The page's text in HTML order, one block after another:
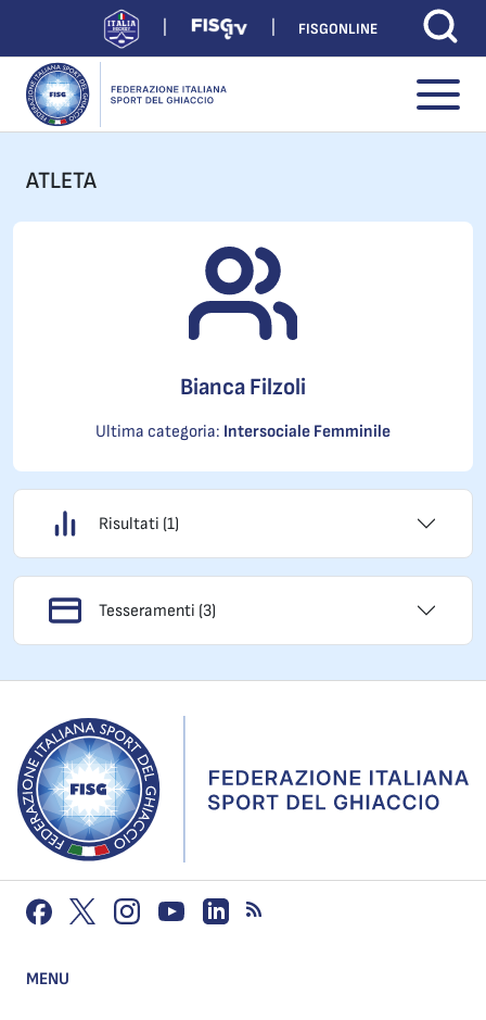
FISGONLINE
ATLETA
Bianca Filzoli
Ultima categoria: Intersociale Femminile
Risultati (1)
Tesseramenti (3)
MENU